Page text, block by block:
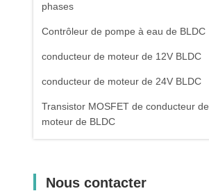
phases
Contrôleur de pompe à eau de BLDC
conducteur de moteur de 12V BLDC
conducteur de moteur de 24V BLDC
Transistor MOSFET de conducteur de
moteur de BLDC
Nous contacter